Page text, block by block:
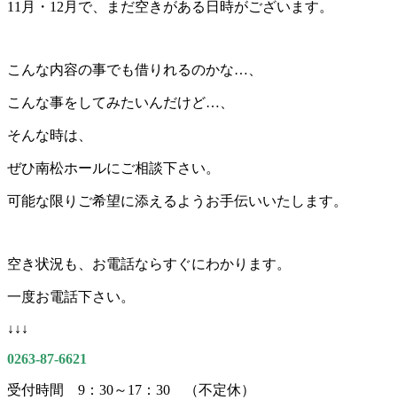
11月・12月で、まだ空きがある日時がございます。
こんな内容の事でも借りれるのかな…、
こんな事をしてみたいんだけど…、
そんな時は、
ぜひ南松ホールにご相談下さい。
可能な限りご希望に添えるようお手伝いいたします。
空き状況も、お電話ならすぐにわかります。
一度お電話下さい。
↓↓↓
0263-87-6621
受付時間 9：30～17：30 （不定休）